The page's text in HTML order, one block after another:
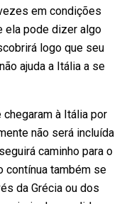
em condições
ela pode dizer algo
logo que seu
ajuda a Itália a se
à Itália por
não será incluída
caminho para o
contínua também se
da Grécia ou dos